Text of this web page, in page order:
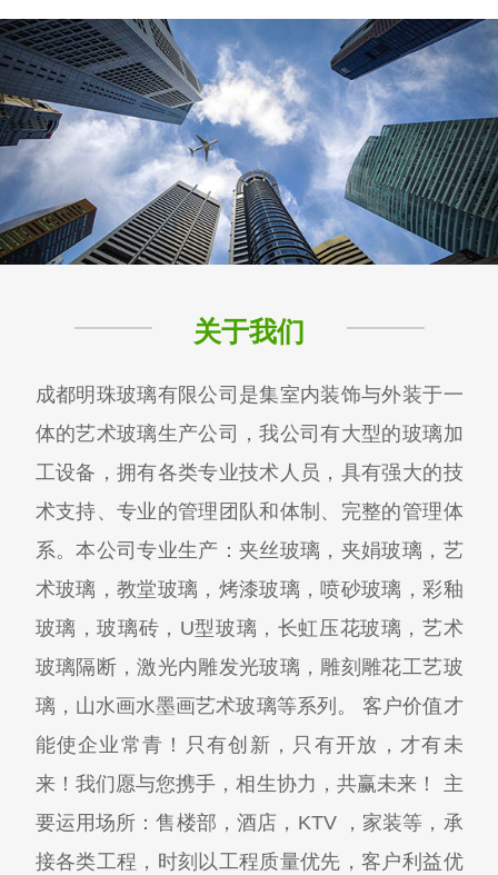
关于我们
成都明珠玻璃有限公司是集室内装饰与外装于一
体的艺术玻璃生产公司，我公司有大型的玻璃加
工设备，拥有各类专业技术人员，具有强大的技
术支持、专业的管理团队和体制、完整的管理体
系。本公司专业生产：夹丝玻璃，夹娟玻璃，艺
术玻璃，教堂玻璃，烤漆玻璃，喷砂玻璃，彩釉
玻璃，玻璃砖，U型玻璃，长虹压花玻璃，艺术
玻璃隔断，激光内雕发光玻璃，雕刻雕花工艺玻
璃，山水画水墨画艺术玻璃等系列。 客户价值才
能使企业常青！只有创新，只有开放，才有未
来！我们愿与您携手，相生协力，共赢未来！ 主
要运用场所：售楼部，酒店，KTV ，家装等，承
接各类工程，时刻以工程质量优先，客户利益优